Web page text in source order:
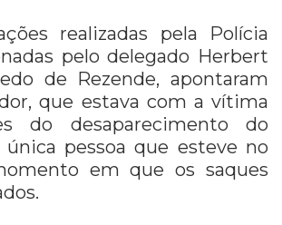
realizadas pela Polícia
pelo delegado Herbert
de Rezende, apontaram
que estava com a vítima
do desaparecimento do
pessoa que esteve no
em que os saques